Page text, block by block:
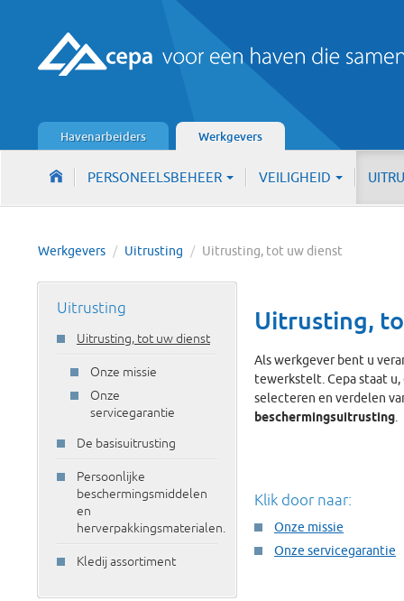
Havenarbeiders Werkgevers
PERSONEELSBEHEER VEILIGHEID
Werkgevers / Uitrusting / Uitrusting, tot uw dienst
Uitrusting
Uitrusting, tot uw dienst
Onze missie
Onze
servicegarantie
De basisuitrusting
Persoonlijke
beschermingsmiddelen
en
herverpakkingsmaterialen.
Kledij assortiment
Uitrusting,
Als werkgever bent u
tewerkstelt. Cepa staat
selecteren en verdelen
beschermingsuitrusting
Klik door naar:
Onze missie
Onze servicegarantie